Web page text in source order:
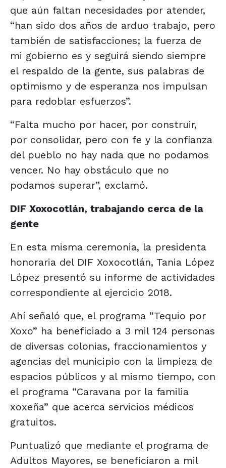
que aún faltan necesidades por atender,
“han sido dos años de arduo trabajo, pero
también de satisfacciones; la fuerza de
mi gobierno es y seguirá siendo siempre
el respaldo de la gente, sus palabras de
optimismo y de esperanza nos impulsan
para redoblar esfuerzos”.
“Falta mucho por hacer, por construir,
por consolidar, pero con fe y la confianza
del pueblo no hay nada que no podamos
vencer. No hay obstáculo que no
podamos superar”, exclamó.
DIF Xoxocotlán, trabajando cerca de la
gente
En esta misma ceremonia, la presidenta
honoraria del DIF Xoxocotlán, Tania López
López presentó su informe de actividades
correspondiente al ejercicio 2018.
Ahí señaló que, el programa “Tequio por
Xoxo” ha beneficiado a 3 mil 124 personas
de diversas colonias, fraccionamientos y
agencias del municipio con la limpieza de
espacios públicos y al mismo tiempo, con
el programa “Caravana por la familia
xoxeña” que acerca servicios médicos
gratuitos.
Puntualizó que mediante el programa de
Adultos Mayores, se beneficiaron a mil